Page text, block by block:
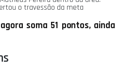
o travessão da meta
soma 51 pontos, ainda